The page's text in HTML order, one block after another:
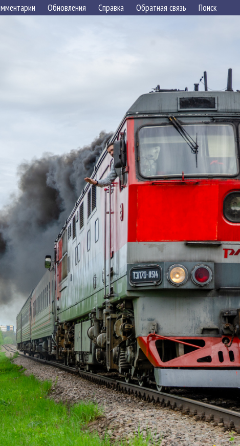
Обновления Справка Обратная связь Поиск